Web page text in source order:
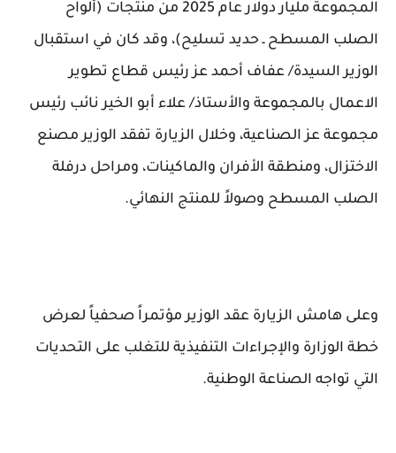
المجموعة مليار دولار عام 2025 من منتجات (ألواح
الصلب المسطح ـ حديد تسليح)، وقد كان في استقبال
الوزير السيدة/ عفاف أحمد عز رئيس قطاع تطوير
الاعمال بالمجموعة والأستاذ/ علاء أبو الخير نائب رئيس
مجموعة عز الصناعية، وخلال الزيارة تفقد الوزير مصنع
الاختزال، ومنطقة الأفران والماكينات، ومراحل درفلة
الصلب المسطح وصولاً للمنتج النهائي.
وعلى هامش الزيارة عقد الوزير مؤتمراً صحفياً لعرض
خطة الوزارة والإجراءات التنفيذية للتغلب على التحديات
التي تواجه الصناعة الوطنية.